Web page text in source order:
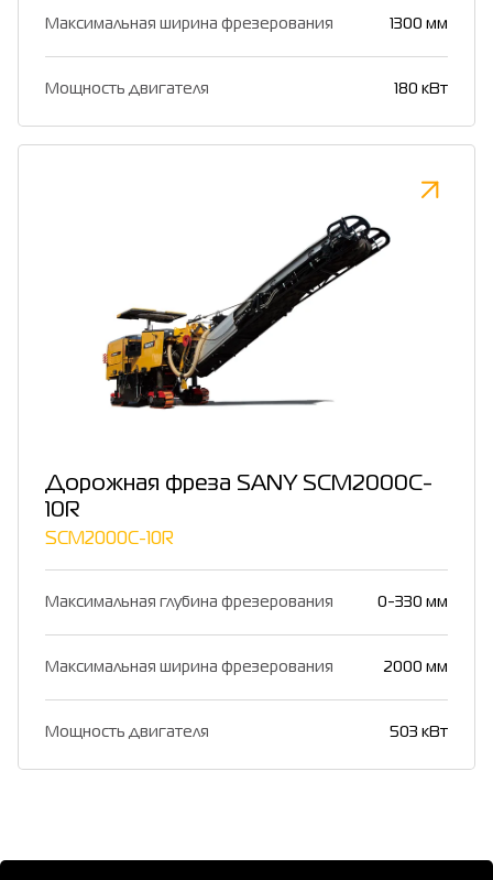
Максимальная ширина фрезерования 1300 мм
Мощность двигателя 180 кВт
Дорожная фреза SANY SCM2000C-
10R
SCM2000C-10R
Максимальная глубина фрезерования 0-330 мм
Максимальная ширина фрезерования 2000 мм
Мощность двигателя 503 кВт